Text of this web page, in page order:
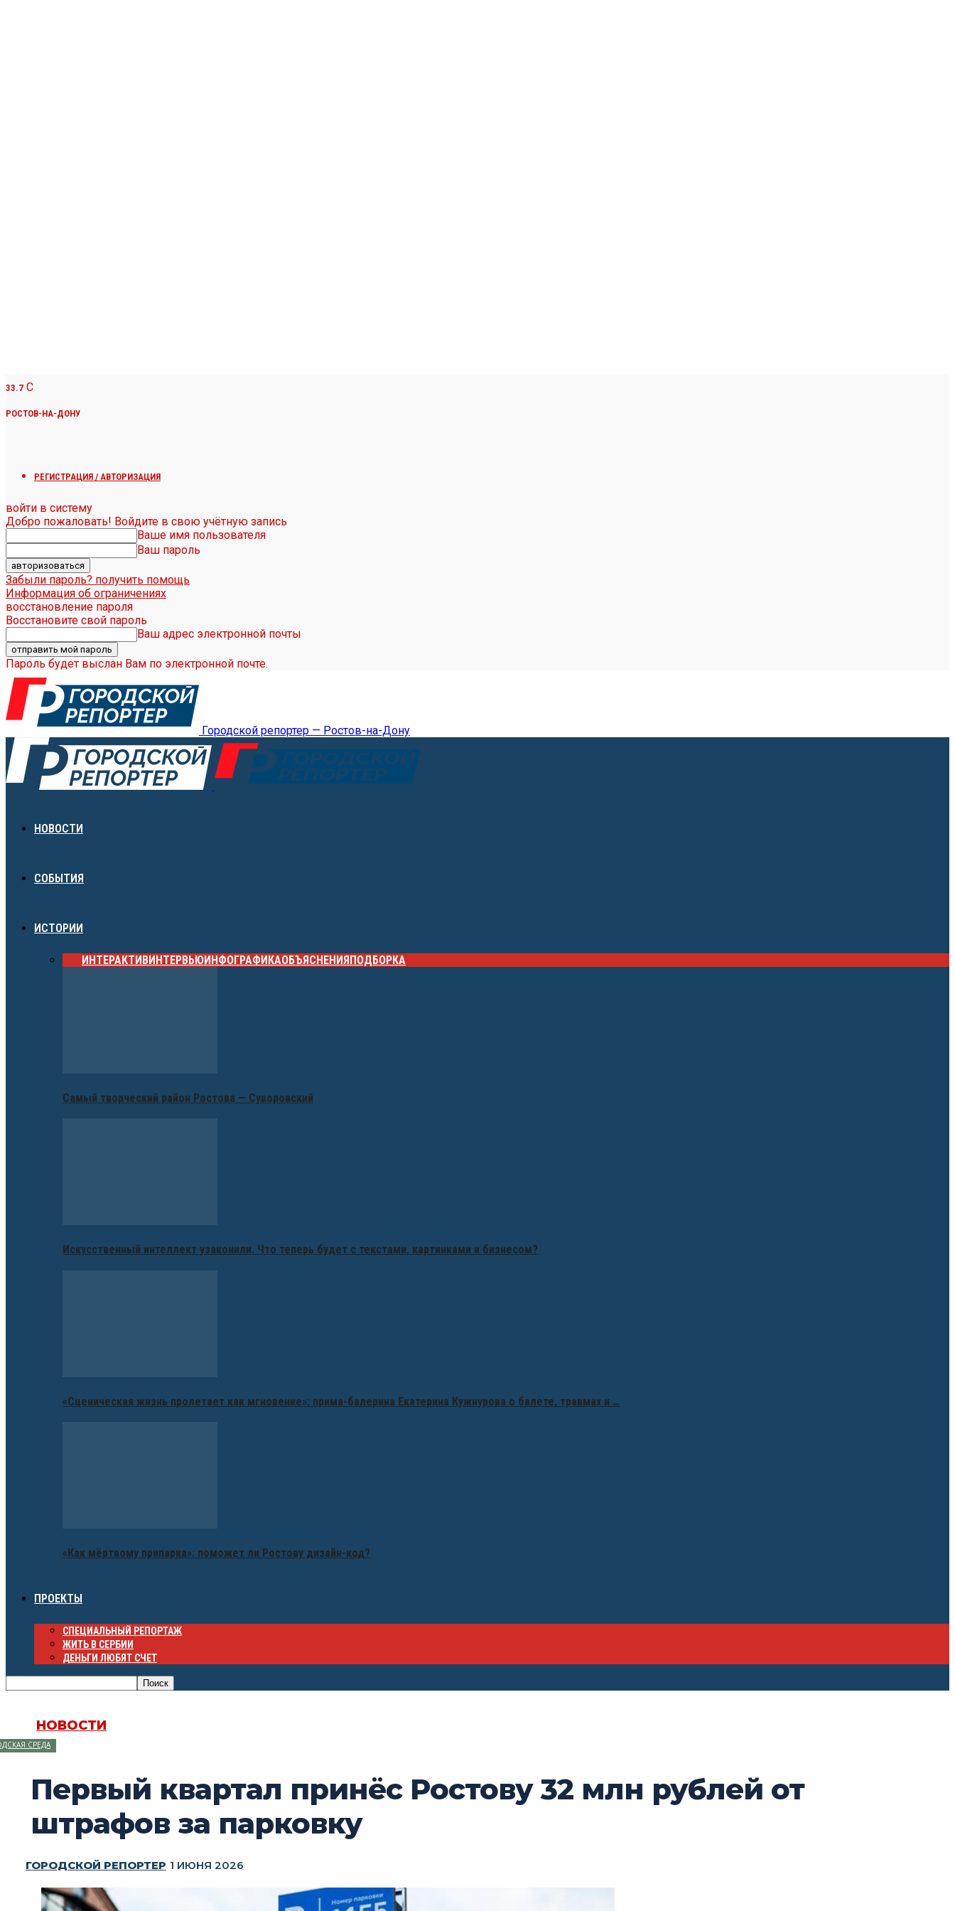
33.7 C
РОСТОВ-НА-ДОНУ
РЕГИСТРАЦИЯ / АВТОРИЗАЦИЯ
войти в систему
Добро пожаловать! Войдите в свою учётную запись
Ваше имя пользователя
Ваш пароль
Забыли пароль? получить помощь
Информация об ограничениях
восстановление пароля
Восстановите свой пароль
Ваш адрес электронной почты
Пароль будет выслан Вам по электронной почте.
Городской репортер — Ростов-на-Дону
НОВОСТИ
СОБЫТИЯ
ИСТОРИИ
ИНТЕРАКТИВИНТЕРВЬЮИНФОГРАФИКАОБЪЯСНЕНИЯПОДБОРКА
Самый творческий район Ростова — Суворовский
Искусственный интеллект узаконили. Что теперь будет с текстами, картинками и бизнесом?
«Сценическая жизнь пролетает как мгновение»: прима-балерина Екатерина Кужнурова о балете, травмах и …
«Как мёртвому припарка»: поможет ли Ростову дизайн-код?
ПРОЕКТЫ
СПЕЦИАЛЬНЫЙ РЕПОРТАЖ
ЖИТЬ В СЕРБИИ
ДЕНЬГИ ЛЮБЯТ СЧЕТ
НОВОСТИ
СРЕДА
Первый квартал принёс Ростову 32 млн рублей от
штрафов за парковку
ГОРОДСКОЙ РЕПОРТЕР 1 ИЮНЯ 2026